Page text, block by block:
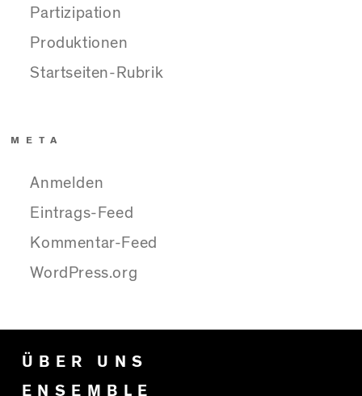
Partizipation
Produktionen
Startseiten-Rubrik
META
Anmelden
Eintrags-Feed
Kommentar-Feed
WordPress.org
ÜBER UNS
ENSEMBLE